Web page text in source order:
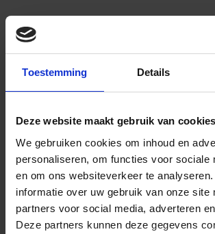
Toestemming Details
Deze website maakt gebruik van cookies
We gebruiken cookies om inhoud en
personaliseren, om functies voor sociale
en om ons websiteverkeer te analyseren.
informatie over uw gebruik van onze site
partners voor social media, adverteren
Deze partners kunnen deze gegevens